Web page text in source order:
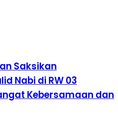
Saksikan
Nabi di RW 03
Kebersamaan dan